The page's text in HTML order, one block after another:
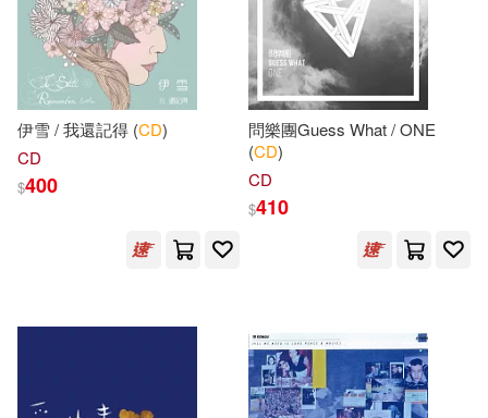
Tomlinson(34) VIP(34)
張連生（主編）(34)
Bitterlin(33)
Case CD(33) Evelina(33)
Paul(33)
Alfred Music(217)
武漢大學出版社(216)
PRESTIGE(210)
陝西師範大學出版社(208)
重慶大學出版社(205)
伊雪 / 我還記得 (CD)
CD
$400
問樂團Guess What / ONE
(CD)
CD
$410